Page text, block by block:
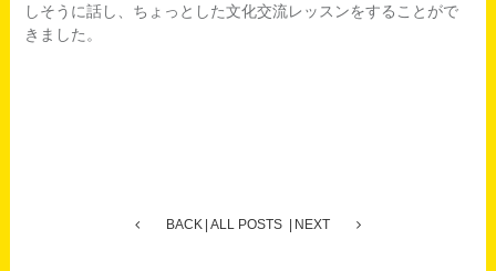
しそうに話し、ちょっとした文化交流レッスンをすることがで
きました。
BACK ALL POSTS NEXT